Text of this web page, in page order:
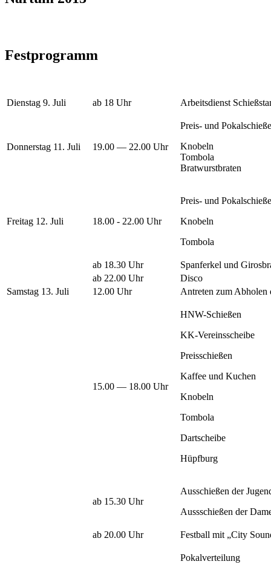
Festprogramm
Dienstag 9. Juli ab 18 Uhr Arbeitsdienst
Donnerstag 11. Juli 19.00 — 22.00 Uhr
Preis- und
Knobeln
Tombola
Bratwurstbraten
Freitag 12. Juli 18.00 - 22.00 Uhr
Preis- und
Knobeln
Tombola
ab 18.30 Uhr
Spanferkel und
ab 22.00 Uhr
Disco
Samstag 13. Juli
12.00 Uhr Antreten zum Abholen
15.00 — 18.00 Uhr
HNW-Schießen
KK-Vereinsscheibe
Preisschießen
Kaffee und Kuchen
Knobeln
Tombola
Dartscheibe
Hüpfburg
ab 15.30 Uhr
Ausschießen der
Aussschießen der
ab 20.00 Uhr Festball mit „City
Pokalverteilung